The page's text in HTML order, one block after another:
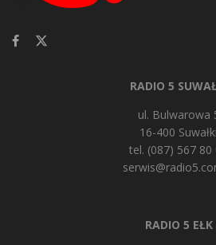
RADIO 5
ul. Bulwarowa
16-400 Suwałki
tel. (087) 567 80
RADIO 5 EŁK